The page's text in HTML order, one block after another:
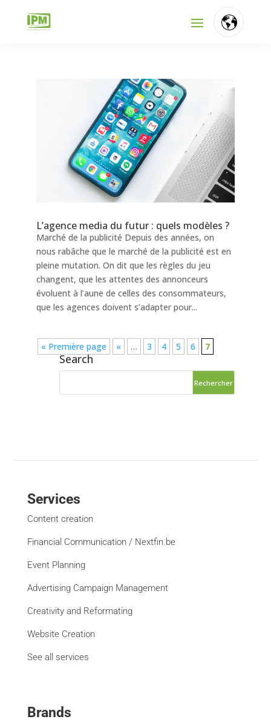
EN
L’agence media du futur : quels modèles ?
Marché de la publicité Depuis des années, on
nous rabâche que le marché de la publicité est en
pleine mutation. On dit que les règles du jeu
changent, que les attentes des annonceurs
évoluent à l’aune de celles des consommateurs,
que les agences doivent s’adapter pour...
« Première page « … 3 4 5 6 7
Search
Services
Content creation
Financial Communication / Nextfin.be
Event Planning
Advertising Campaign Management
Creativity and Reformating
Website Creation
See all services
Brands